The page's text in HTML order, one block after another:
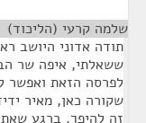
שלמה קרעי (הליכוד)
תודה אדוני היושב
ששאלתי, איפה שר
לפרסה הזאת ואפשר
שקורה כאן, מאיר
זה להיפך. ברגע